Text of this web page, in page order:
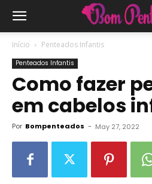
Início Penteados Infantis
Penteados Infantis
Como fazer
em cabelos
Por Bompenteados - May 27, 2022